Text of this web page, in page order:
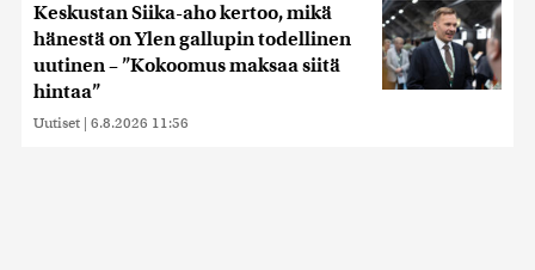
Keskustan Siika-aho kertoo, mikä
hänestä on Ylen gallupin todellinen
uutinen – ”Kokoomus maksaa siitä
hintaa”
Uutiset | 6.8.2026 11:56